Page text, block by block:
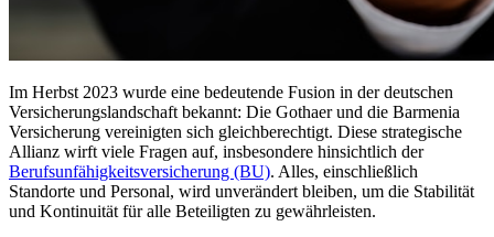
Im Herbst 2023 wurde eine bedeutende Fusion in der deutschen
Versicherungslandschaft bekannt: Die Gothaer und die Barmenia
Versicherung vereinigten sich gleichberechtigt. Diese strategische
Allianz wirft viele Fragen auf, insbesondere hinsichtlich der
Berufsunfähigkeitsversicherung (BU). Alles, einschließlich
Standorte und Personal, wird unverändert bleiben, um die Stabilität
und Kontinuität für alle Beteiligten zu gewährleisten.